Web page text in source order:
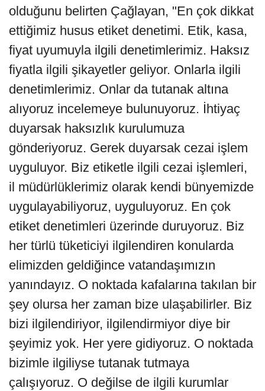
olduğunu belirten Çağlayan, "En çok dikkat
ettiğimiz husus etiket denetimi. Etik, kasa,
fiyat uyumuyla ilgili denetimlerimiz. Haksız
fiyatla ilgili şikayetler geliyor. Onlarla ilgili
denetimlerimiz. Onlar da tutanak altına
alıyoruz incelemeye bulunuyoruz. İhtiyaç
duyarsak haksızlık kurulumuza
gönderiyoruz. Gerek duyarsak cezai işlem
uyguluyor. Biz etiketle ilgili cezai işlemleri,
il müdürlüklerimiz olarak kendi bünyemizde
uygulayabiliyoruz, uyguluyoruz. En çok
etiket denetimleri üzerinde duruyoruz. Biz
her türlü tüketiciyi ilgilendiren konularda
elimizden geldiğince vatandaşımızın
yanındayız. O noktada kafalarına takılan bir
şey olursa her zaman bize ulaşabilirler. Biz
bizi ilgilendiriyor, ilgilendirmiyor diye bir
şeyimiz yok. Her yere gidiyoruz. O noktada
bizimle ilgiliyse tutanak tutmaya
çalışıyoruz. O değilse de ilgili kurumlar